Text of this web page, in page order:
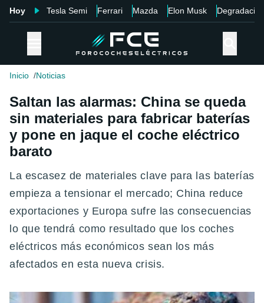
Hoy Tesla Semi Ferrari Mazda Elon Musk Degradación
Inicio Noticias
Saltan las alarmas: China se queda
sin materiales para fabricar baterías
y pone en jaque el coche eléctrico
barato
La escasez de materiales clave para las baterías
empieza a tensionar el mercado; China reduce
exportaciones y Europa sufre las consecuencias
lo que tendrá como resultado que los coches
eléctricos más económicos sean los más
afectados en esta nueva crisis.